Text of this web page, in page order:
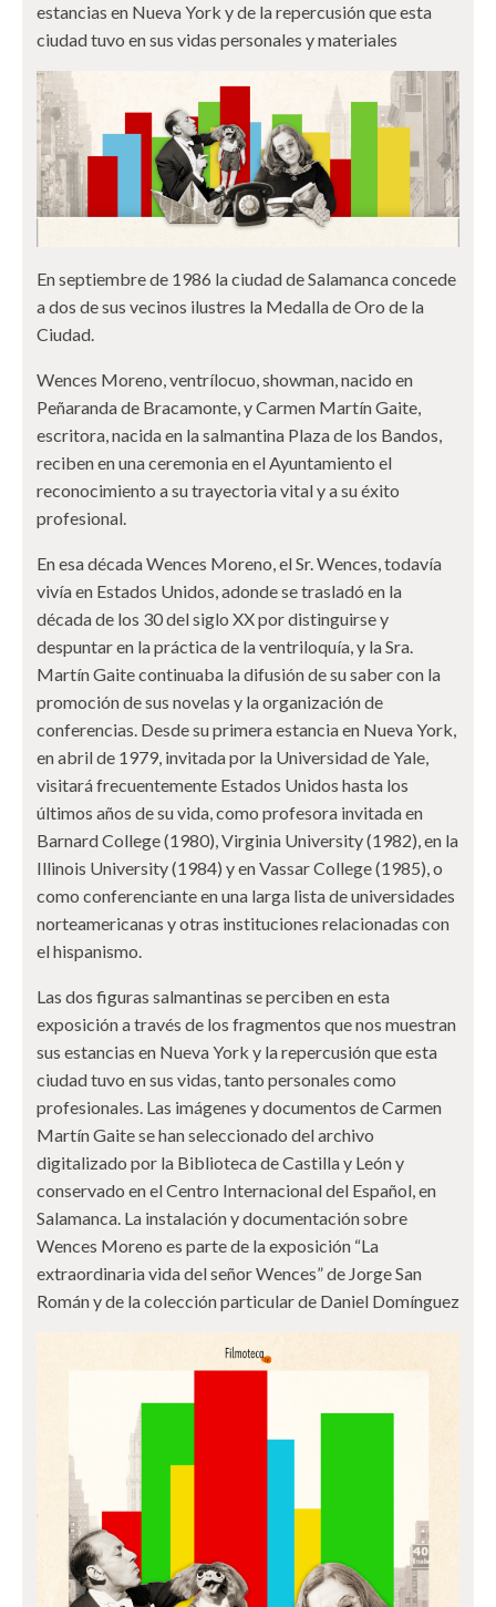
estancias en Nueva York y de la repercusión que esta
ciudad tuvo en sus vidas personales y materiales
En septiembre de 1986 la ciudad de Salamanca concede
a dos de sus vecinos ilustres la Medalla de Oro de la
Ciudad.
Wences Moreno, ventrílocuo, showman, nacido en
Peñaranda de Bracamonte, y Carmen Martín Gaite,
escritora, nacida en la salmantina Plaza de los Bandos,
reciben en una ceremonia en el Ayuntamiento el
reconocimiento a su trayectoria vital y a su éxito
profesional.
En esa década Wences Moreno, el Sr. Wences, todavía
vivía en Estados Unidos, adonde se trasladó en la
década de los 30 del siglo XX por distinguirse y
despuntar en la práctica de la ventriloquía, y la Sra.
Martín Gaite continuaba la difusión de su saber con la
promoción de sus novelas y la organización de
conferencias. Desde su primera estancia en Nueva York,
en abril de 1979, invitada por la Universidad de Yale,
visitará frecuentemente Estados Unidos hasta los
últimos años de su vida, como profesora invitada en
Barnard College (1980), Virginia University (1982), en la
Illinois University (1984) y en Vassar College (1985), o
como conferenciante en una larga lista de universidades
norteamericanas y otras instituciones relacionadas con
el hispanismo.
Las dos figuras salmantinas se perciben en esta
exposición a través de los fragmentos que nos muestran
sus estancias en Nueva York y la repercusión que esta
ciudad tuvo en sus vidas, tanto personales como
profesionales. Las imágenes y documentos de Carmen
Martín Gaite se han seleccionado del archivo
digitalizado por la Biblioteca de Castilla y León y
conservado en el Centro Internacional del Español, en
Salamanca. La instalación y documentación sobre
Wences Moreno es parte de la exposición “La
extraordinaria vida del señor Wences” de Jorge San
Román y de la colección particular de Daniel Domínguez